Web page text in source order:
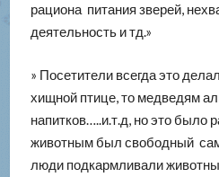
рациона питания зверей,
деятельность и тд.»
» Посетители всегда это
хищной птице, то медведям
напитков…..и.т.д, но это было
животным был свободный
люди подкармливали